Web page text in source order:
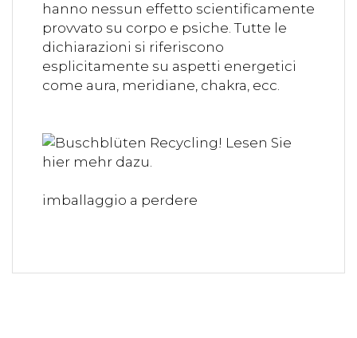
hanno nessun effetto scientificamente
provvato su corpo e psiche. Tutte le
dichiarazioni si riferiscono
esplicitamente su aspetti energetici
come aura, meridiane, chakra, ecc.
imballaggio a perdere